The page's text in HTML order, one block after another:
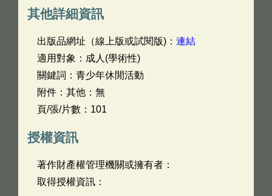
其他詳細資訊
出版品網址（線上版或試閱版)： 連結
適用對象：成人(學術性)
關鍵詞：青少年休閒活動
附件：其他：無
頁/張/片數：101
授權資訊
著作財產權管理機關或擁有者：
取得授權資訊：